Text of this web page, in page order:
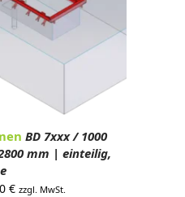
BD 7xxx / 1000
mm | einteilig,
€Aktueller
zzgl. MwSt.